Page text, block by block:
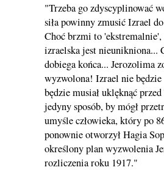
"Trzeba go zdyscyplinować
siła powinny zmusić Izrael
Choć brzmi to
izraelska jest nieunikniona...
dobiega końca... Jerozolima
wyzwolona! Izrael nie
będzie musiał uklęknąć
jedyny sposób, by mógł
umyśle człowieka, który po
ponownie otworzył Hagia
określony plan wyzwolenia
rozliczenia roku 1917."